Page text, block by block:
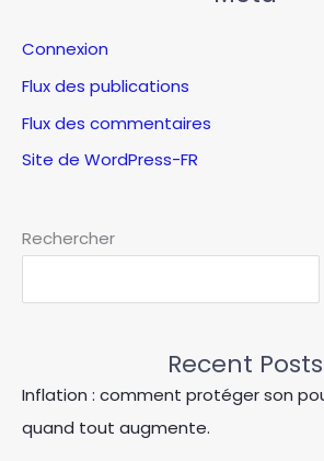
Connexion
Flux des publications
Flux des commentaires
Site de WordPress-FR
Rechercher
Recent Posts
Inflation : comment protéger son
quand tout augmente.